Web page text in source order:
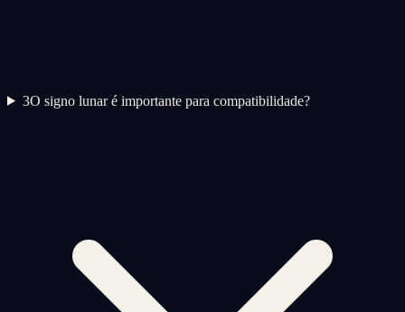
3O signo lunar é importante para compatibilidade?